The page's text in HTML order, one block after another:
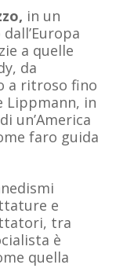
in un
a quelle
da
a ritroso fino
Lippmann, in
un’America
faro guida
e
tra
è
quella